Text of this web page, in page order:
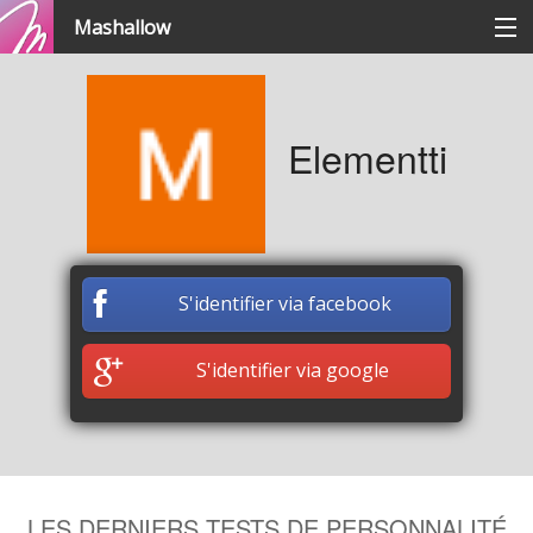
Mashallow
Catégories
Se connecter / s'inscrire
Créer un quizz
Elementti
S'identifier via facebook
S'identifier via google